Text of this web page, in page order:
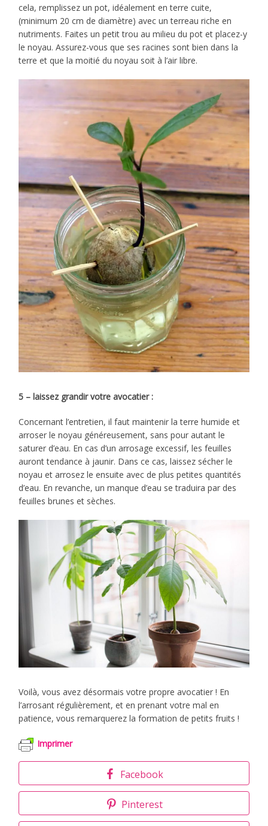
cela, remplissez un pot, idéalement en terre cuite,
(minimum 20 cm de diamètre) avec un terreau riche en
nutriments. Faites un petit trou au milieu du pot et placez-y
le noyau. Assurez-vous que ses racines sont bien dans la
terre et que la moitié du noyau soit à l’air libre.
5 – laissez grandir votre avocatier :
Concernant l’entretien, il faut maintenir la terre humide et
arroser le noyau généreusement, sans pour autant le
saturer d’eau. En cas d’un arrosage excessif, les feuilles
auront tendance à jaunir. Dans ce cas, laissez sécher le
noyau et arrosez le ensuite avec de plus petites quantités
d’eau. En revanche, un manque d’eau se traduira par des
feuilles brunes et sèches.
Voilà, vous avez désormais votre propre avocatier ! En
l’arrosant régulièrement, et en prenant votre mal en
patience, vous remarquerez la formation de petits fruits !
Imprimer
Facebook
Pinterest